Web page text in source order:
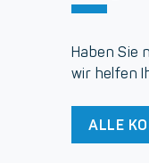
Haben Sie
wir helfen
ALLE